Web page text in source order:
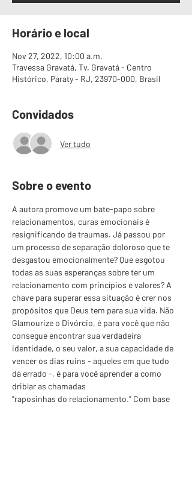
Horário e local
Nov 27, 2022, 10:00 a.m.
Travessa Gravatá, Tv. Gravatá - Centro
Histórico, Paraty - RJ, 23970-000, Brasil
Convidados
Ver tudo
Sobre o evento
A autora promove um bate-papo sobre
relacionamentos, curas emocionais é
resignificando de traumas. Já passou por
um processo de separação doloroso que te
desgastou emocionalmente? Que esgotou
todas as suas esperanças sobre ter um
relacionamento com princípios e valores? A
chave para superar essa situação é crer nos
propósitos que Deus tem para sua vida. Não
Glamourize o Divórcio, é para você que não
consegue encontrar sua verdadeira
identidade, o seu valor, a sua capacidade de
vencer os dias ruins - aqueles em que tudo
dá errado -, é para você aprender a como
driblar as chamadas
"raposinhas do relacionamento." Com base